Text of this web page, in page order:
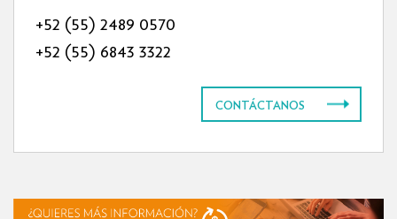
+52 (55) 2489 0570
+52 (55) 6843 3322
CONTÁCTANOS